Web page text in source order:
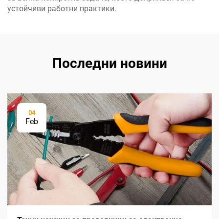
устойчиви работни практики.
Последни новини
04
Feb